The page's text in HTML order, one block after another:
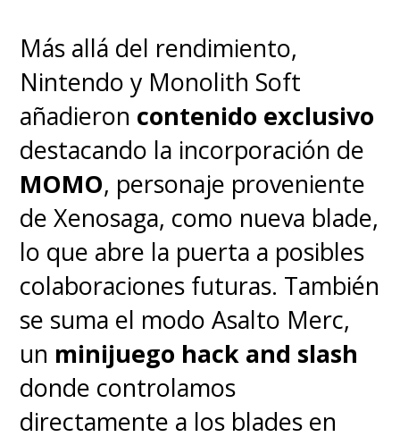
Pasemos a suarma letal
la fotografía, el punto más
Más allá del rendimiento,
Nintendo y Monolith Soft
añadieron contenido exclusivo
destacando la incorporación de
MOMO, personaje proveniente
de Xenosaga, como nueva blade,
lo que abre la puerta a posibles
colaboraciones futuras. También
se suma el modo Asalto Merc,
un minijuego hack and slash
donde controlamos
directamente a los blades en